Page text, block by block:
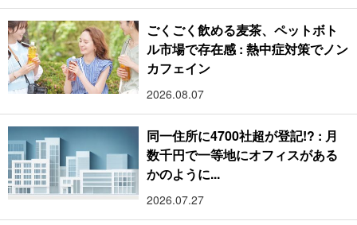
ごくごく飲める麦茶、ペットボト
ル市場で存在感 : 熱中症対策でノン
カフェイン
2026.08.07
同一住所に4700社超が登記!? : 月
数千円で一等地にオフィスがある
かのように...
2026.07.27